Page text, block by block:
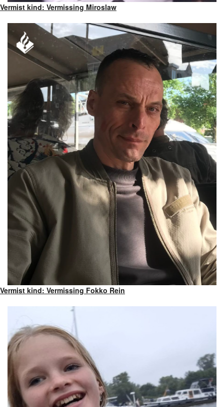
Vermist kind: Vermissing Miroslaw
Vermist kind: Vermissing Fokko Rein